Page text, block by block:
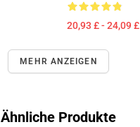
20,93 £ - 24,09 £
MEHR ANZEIGEN
Ähnliche Produkte